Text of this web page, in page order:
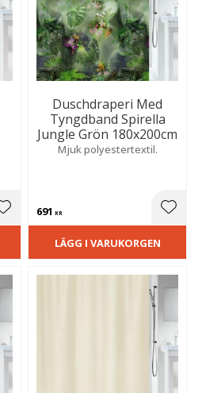
Lägg till i favoriter
Duschdraperi Med
Tyngdband Spirella
Jungle Grön 180x200cm
Mjuk polyestertextil.
691 KR
LÄGG I VARUKORGEN